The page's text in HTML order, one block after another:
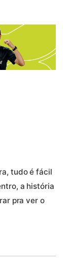
tudo é fácil
a história
pra ver o